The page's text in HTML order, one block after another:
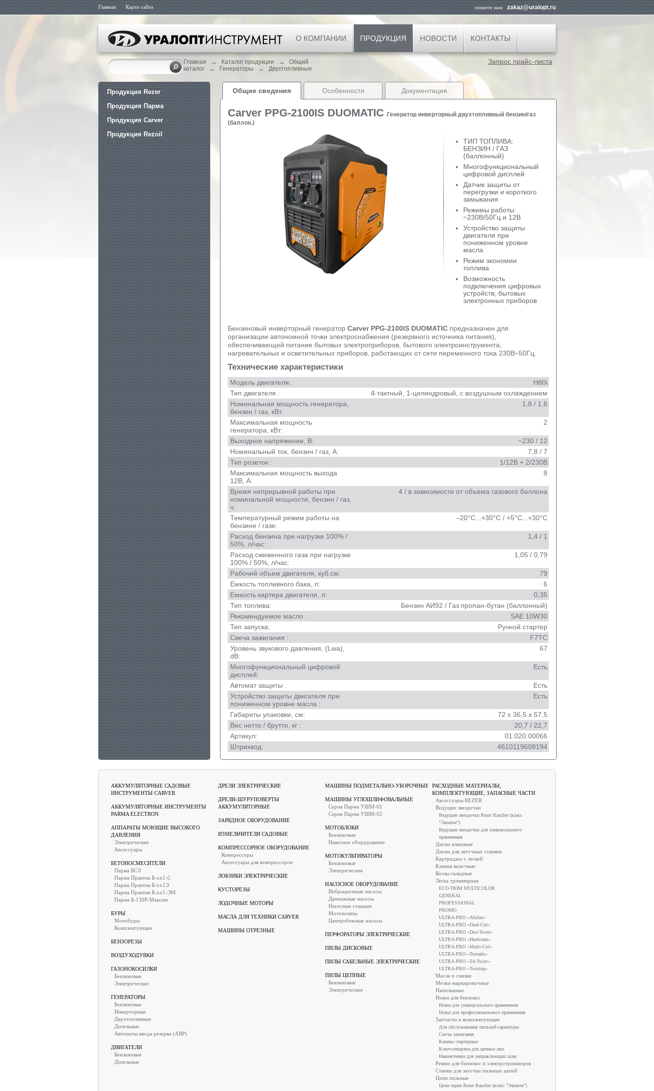
Главная Карта сайта пишите намzakaz@uralopt.ru
О КОМПАНИИ ПРОДУКЦИЯ НОВОСТИ КОНТАКТЫ
Главная → Каталог продукции →
Общий
каталог
→ Генераторы → Двухтопливные
Запрос прайс-листа
Продукция Rezer
Продукция Парма
Продукция Carver
Продукция Rezoil
Общие сведения Особенности Документация
Carver PPG-2100IS DUOMATIC
Генератор инверторный двухтопливный бензин/газ
(баллон.)
ТИП ТОПЛИВА:
БЕНЗИН / ГАЗ
(баллонный)
Многофункциональный
цифровой дисплей
Датчик защиты от
перегрузки и короткого
замыкания
Режимы работы:
~230В/50Гц и 12В
Устройство защиты
двигателя при
пониженном уровне
масла
Режим экономии
топлива
Возможность
подключения цифровых
устройств, бытовых
электронных приборов
Бензиновый инверторный генератор Carver PPG-2100IS DUOMATIC предназначен для
организации автономной точки электроснабжения (резервного источника питания),
обеспечивающей питание бытовых электроприборов, бытового электроинструмента,
нагревательных и осветительных приборов, работающих от сети переменного тока 230В~50Гц.
Технические характеристики
Модель двигателя:
H80i
Тип двигателя :
4-тактный, 1-цилиндровый, с воздушным охлаждением
Номинальная мощность генератора,
бензин / газ, кВт:
1,8 / 1,6
Максимальная мощность
генератора, кВт:
2
Выходное напряжение, В:
~230 / 12
Номинальный ток, бензин / газ, А:
7,8 / 7
Тип розеток :
1/12В + 2/230В
Максимальная мощность выхода
12В, А:
8
Время непрерывной работы при
номинальной мощности, бензин / газ,
ч:
4 / в зависимости от объема газового баллона
Температурный режим работы на
бензине / газе:
–20°С...+30°С / +5°С...+30°С
Расход бензина при нагрузке 100% /
50%, л/час:
1,4 / 1
Расход сжиженного газа при нагрузке
100% / 50%, л/час:
1,05 / 0,79
Рабочий объем двигателя, куб.см:
79
Емкость топливного бака, л:
6
Емкость картера двигателя, л:
0,35
Тип топлива:
Бензин АИ92 / Газ пропан-бутан (баллонный)
Рекомендуемое масло :
SAE 10W30
Тип запуска:
Ручной стартер
Свеча зажигания :
F7TC
Уровень звукового давления, (Lwa),
dB:
67
Многофункциональный цифровой
дисплей:
Есть
Автомат защиты :
Есть
Устройство защиты двигателя при
пониженном уровне масла :
Есть
Габариты упаковки, см:
72 х 36,5 х 57,5
Вес нетто / брутто, кг :
20,7 / 22,7
Артикул:
01.020.00066
Штрихкод:
4610119608194
АККУМУЛЯТОРНЫЕ САДОВЫЕ
ИНСТРУМЕНТЫ CARVER
АККУМУЛЯТОРНЫЕ ИНСТРУМЕНТЫ
PARMA ELECTRON
АППАРАТЫ МОЮЩИЕ ВЫСОКОГО
ДАВЛЕНИЯ
Электрические
Аксессуары
БЕТОНОСМЕСИТЕЛИ
Парма БСЛ
Парма Практик Б-хх1-С
Парма Практик Б-хх1Э
Парма Практик Б-хх1-ЭМ
Парма Б-130Р-Максим
БУРЫ
Мотобуры
Комплектующие
БЕНЗОРЕЗЫ
ВОЗДУХОДУВКИ
ГАЗОНОКОСИЛКИ
Бензиновые
Электрические
ГЕНЕРАТОРЫ
Бензиновые
Инверторные
Двухтопливные
Дизельные
Автоматы ввода резерва (АВР)
ДВИГАТЕЛИ
Бензиновые
Дизельные
ДРЕЛИ ЭЛЕКТРИЧЕСКИЕ
ДРЕЛИ-ШУРУПОВЕРТЫ
АККУМУЛЯТОРНЫЕ
ЗАРЯДНОЕ ОБОРУДОВАНИЕ
ИЗМЕЛЬЧИТЕЛИ САДОВЫЕ
КОМПРЕССОРНОЕ ОБОРУДОВАНИЕ
Компрессоры
Аксессуары для компрессоров
ЛОБЗИКИ ЭЛЕКТРИЧЕСКИЕ
КУСТОРЕЗЫ
ЛОДОЧНЫЕ МОТОРЫ
МАСЛА ДЛЯ ТЕХНИКИ CARVER
МАШИНЫ ОТРЕЗНЫЕ
МАШИНЫ ПОДМЕТАЛЬНО-УБОРОЧНЫЕ
МАШИНЫ УГЛОШЛИФОВАЛЬНЫЕ
Серия Парма УШМ-01
Серия Парма УШМ-02
МОТОБЛОКИ
Бензиновые
Навесное оборудование
МОТОКУЛЬТИВАТОРЫ
Бензиновые
Электрические
НАСОСНОЕ ОБОРУДОВАНИЕ
Вибрационные насосы
Дренажные насосы
Насосные станции
Мотопомпы
Центробежные насосы
ПЕРФОРАТОРЫ ЭЛЕКТРИЧЕСКИЕ
ПИЛЫ ДИСКОВЫЕ
ПИЛЫ САБЕЛЬНЫЕ ЭЛЕКТРИЧЕСКИЕ
ПИЛЫ ЦЕПНЫЕ
Бензиновые
Электрические
РАСХОДНЫЕ МАТЕРИАЛЫ,
КОМПЛЕКТУЮЩИЕ, ЗАПАСНЫЕ ЧАСТИ
Аксессуары REZER
Ведущие звездочки
Ведущие звездочки Rezer Rancher (класс
"Эконом")
Ведущие звездочки для универсального
применения
Диски алмазные
Диски для заточных станков
Картриджи с леской
Клинья валочные
Козлы складные
Леска триммерная
ECO-TRIM MULTICOLOR
GENERAL
PROFESSIONAL
PROMO
ULTRA-PRO «Alulon»
ULTRA-PRO «Dual-Cut»
ULTRA-PRO «Duo-Twist»
ULTRA-PRO «Hurricane»
ULTRA-PRO «Multi-Cut»
ULTRA-PRO «Tornado»
ULTRA-PRO «Tri-Twist»
ULTRA-PRO «Twistop»
Масла и смазки
Мелки маркировочные
Напильники
Ножи для бензокос
Ножи для универсального применения
Ножи для профессионального применения
Запчасти и комплектующие
Для обслуживания пильной гарнитуры
Свечи зажигания
Канаты стартерные
Ключ-отвертки для цепных пил
Наконечники для направляющих шин
Ремни для бензокос и электротриммеров
Станки для заточки пильных цепей
Цепи пильные
Цепи серии Rezer Rancher (класс "Эконом")